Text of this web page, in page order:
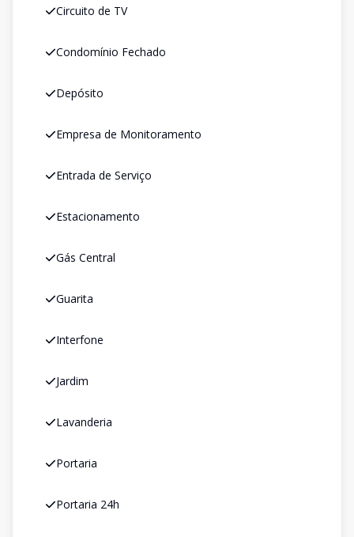
Circuito de TV
Condomínio Fechado
Depósito
Empresa de Monitoramento
Entrada de Serviço
Estacionamento
Gás Central
Guarita
Interfone
Jardim
Lavanderia
Portaria
Portaria 24h